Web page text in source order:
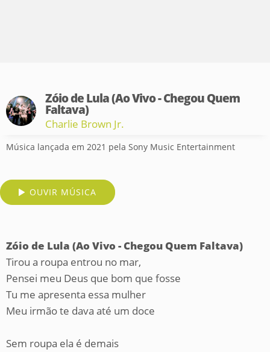
Zóio de Lula (Ao Vivo - Chegou Quem
Faltava)
Charlie Brown Jr.
Música lançada em 2021 pela Sony Music Entertainment
OUVIR MÚSICA
Zóio de Lula (Ao Vivo - Chegou Quem Faltava)
Tirou a roupa entrou no mar,
Pensei meu Deus que bom que fosse
Tu me apresenta essa mulher
Meu irmão te dava até um doce
Sem roupa ela é demais